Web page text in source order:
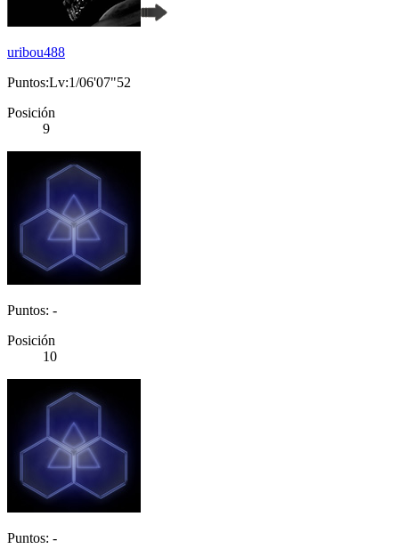
uribou488
Puntos:Lv:1/06'07"52
Posición
9
Puntos: -
Posición
10
Puntos: -